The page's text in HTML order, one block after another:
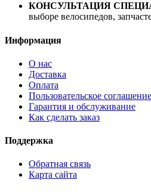
КОНСУЛЬТАЦИЯ
выборе велосипедов,
Информация
О нас
Доставка
Оплата
Пользовательское соглашение
Гарантия и обслуживание
Как сделать заказ
Поддержка
Обратная связь
Карта сайта